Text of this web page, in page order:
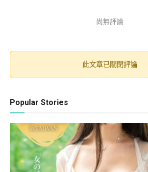
尚無評論
此文章已關閉評論
Popular Stories